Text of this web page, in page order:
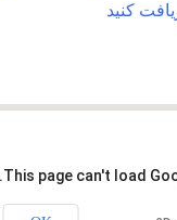
کنید
This page can't load